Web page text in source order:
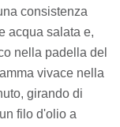
consistenza
acqua salata e,
nella padella del
vivace nella
girando di
filo d'olio a